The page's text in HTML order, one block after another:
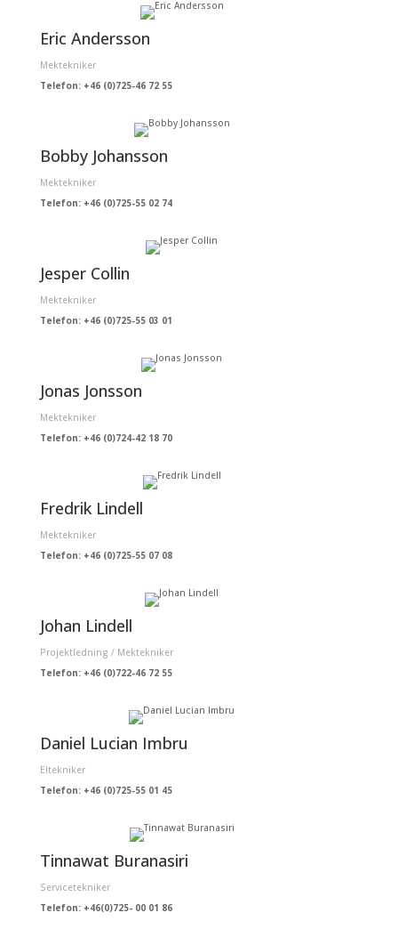
Eric Andersson
Mektekniker
Telefon: +46 (0)725-46 72 55
Bobby Johansson
Mektekniker
Telefon: +46 (0)725-55 02 74
Jesper Collin
Mektekniker
Telefon: +46 (0)725-55 03 01
Jonas Jonsson
Mektekniker
Telefon: +46 (0)724-42 18 70
Fredrik Lindell
Mektekniker
Telefon: +46 (0)725-55 07 08
Johan Lindell
Projektledning / Mektekniker
Telefon: +46 (0)722-46 72 55
Daniel Lucian Imbru
Eltekniker
Telefon: +46 (0)725-55 01 45
Tinnawat Buranasiri
Servicetekniker
Telefon: +46(0)725- 00 01 86